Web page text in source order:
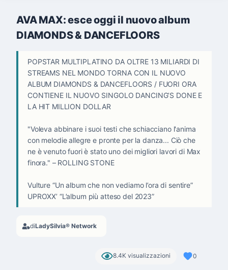
AVA MAX: esce oggi il nuovo album
DIAMONDS & DANCEFLOORS
POPSTAR MULTIPLATINO DA OLTRE 13 MILIARDI DI
STREAMS NEL MONDO TORNA CON IL NUOVO
ALBUM DIAMONDS & DANCEFLOORS / FUORI ORA
CONTIENE IL NUOVO SINGOLO DANCING’S DONE E
LA HIT MILLION DOLLAR
"Voleva abbinare i suoi testi che schiacciano l'anima
con melodie allegre e pronte per la danza... Ciò che
ne è venuto fuori è stato uno dei migliori lavori di Max
finora." – ROLLING STONE
Vulture “Un album che non vediamo l’ora di sentire”
UPROXX’ “L’album più atteso del 2023”
diLadySilvia® Network
8.4K visualizzazioni 0